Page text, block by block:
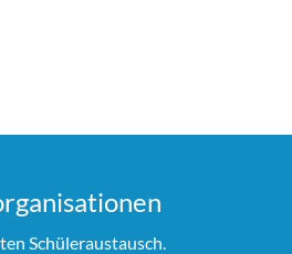
Schüleraustausch.